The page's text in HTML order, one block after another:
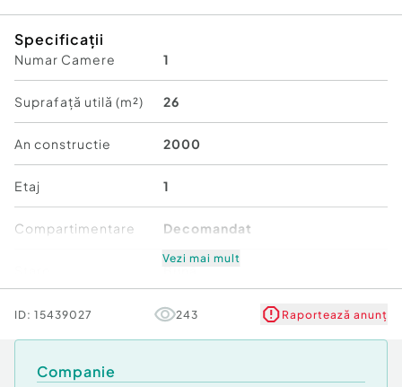
Specificații
Numar Camere 1
Suprafață utilă (m²) 26
An constructie 2000
Etaj 1
Compartimentare Decomandat
Comfort 1
Vezi mai mult
ID: 15439027 243 Raportează anunț
Companie